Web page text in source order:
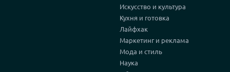
Искусство и культура
Кухня и готовка
Лайфхак
Маркетинг и реклама
Мода и стиль
Наука